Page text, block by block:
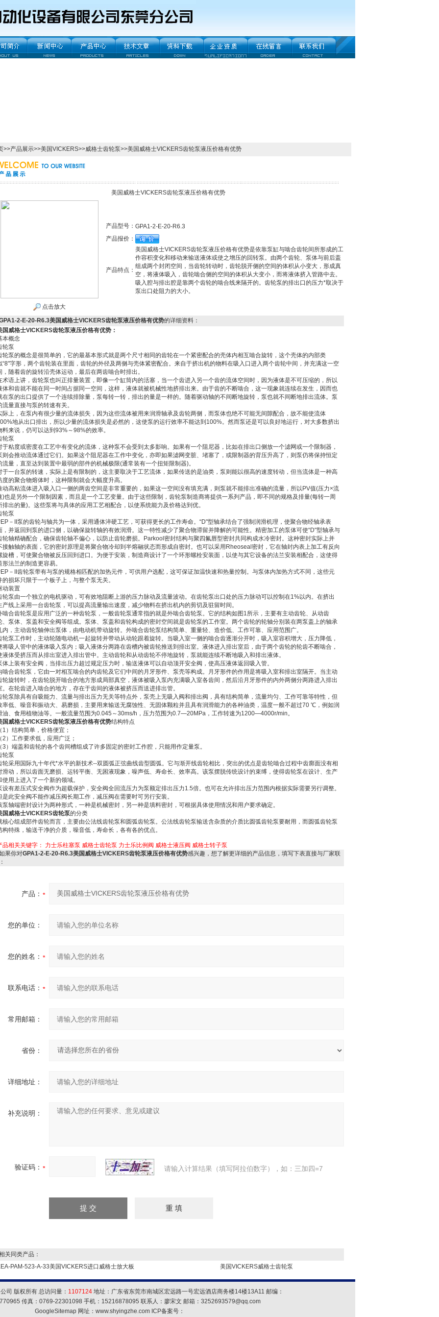
>>产品展示>>美国VICKERS>>威格士齿轮泵>>美国威格士VICKERS齿轮泵液压价格有优势
美国威格士VICKERS齿轮泵液压价格有优势
点击放大
产品型号： GPA1-2-E-20-R6.3
产品报价：
产品特点：
美国威格士VICKERS齿轮泵液压价格有优势是依靠泵缸与啮合齿轮间所形成的工
作容积变化和移动来输送液体或使之增压的回转泵。由两个齿轮、泵体与前后盖
组成两个封闭空间，当齿轮转动时，齿轮脱开侧的空间的体积从小变大，形成真
空，将液体吸入，齿轮啮合侧的空间的体积从大变小，而将液体挤入管路中去。
吸入腔与排出腔是靠两个齿轮的啮合线来隔开的。齿轮泵的排出口的压力*取决于
泵出口处阻力的大小。
2-E-20-R6.3美国威格士VICKERS齿轮泵液压价格有优势的详细资料：
国威格士VICKERS齿轮泵液压价格有优势 ：
本概念
轮泵
轮泵的概念是很简单的，它的最基本形式就是两个尺寸相同的齿轮在一个紧密配合的壳体内相互啮合旋转，这个壳体的内部类
“8"字形，两个齿轮装在里面，齿轮的外径及两侧与壳体紧密配合。来自于挤出机的物料在吸入口进入两个齿轮中间，并充满这一空
，随着齿的旋转沿壳体运动，最后在两齿啮合时排出。
术语上讲，齿轮泵也叫正排量装置，即像一个缸筒内的活塞，当一个齿进入另一个齿的流体空间时，因为液体是不可压缩的，所以
体和齿就不能在同一时间占据同一空间，这样，液体就被机械性地挤排出来。由于齿的不断啮合，这一现象就连续在发生，因而也
在泵的出口提供了一个连续排除量，泵每转一转，排出的量是一样的。随着驱动轴的不间断地旋转，泵也就不间断地排出流体。泵
流量直接与泵的转速有关。
际上，在泵内有很少量的流体损失，因为这些流体被用来润滑轴承及齿轮两侧，而泵体也绝不可能无间隙配合，故不能使流体
地从出口排出，所以少量的流体损失是必然的，这使泵的运行效率不能达到100%。然而泵还是可以良好地运行，对大多数挤出
料来说，仍可以达到93%～98%的效率。
轮泵
于粘度或密度在工艺中有变化的流体，这种泵不会受到太多影响。如果有一个阻尼器，比如在排出口侧放一个滤网或一个限制器，
则会推动流体通过它们。如果这个阻尼器在工作中变化，亦即如果滤网变脏、堵塞了，或限制器的背压升高了，则泵仍将保持恒定
流量，直至达到装置中最弱的部件的机械极限(通常装有一个扭矩限制器)。
于一台泵的转速，实际上是有限制的，这主要取决于工艺流体，如果传送的是油类，泵则能以很高的速度转动，但当流体是一种高
度的聚合物熔体时，这种限制就会大幅度升高。
动高粘流体进入吸入口一侧的两齿空间是非常重要的，如果这一空间没有填充满，则泵就不能排出准确的流量，所以PV值(压力×流
)也是另外一个限制因素，而且是一个工艺变量。由于这些限制，齿轮泵制造商将提供一系列产品，即不同的规格及排量(每转一周
排出的量)。这些泵将与具体的应用工艺相配合，以使系统能力及价格达到优。
轮泵
－II泵的齿轮与轴共为一体，采用通体淬硬工艺，可获得更长的工作寿命。“D"型轴承结合了强制润滑机理，使聚合物经轴承表
，并返回到泵的进口侧，以确保旋转轴的有效润滑。这一特性减少了聚合物滞留并降解的可能性。精密加工的泵体可使“D"型轴承与
轮轴精确配合，确保齿轮轴不偏心，以防止齿轮磨损。Parkool密封结构与聚四氟唇型密封共同构成水冷密封。这种密封实际上并
接触轴的表面，它的密封原理是将聚合物冷却到半熔融状态而形成自密封。也可以采用Rheoseal密封，它在轴封内表上加工有反向
旋槽，可使聚合物被反压回到进口。为便于安装，制造商设计了一个环形螺栓安装面，以使与其它设备的法兰安装相配合，这使得
形法兰的制造更容易。
－II齿轮泵带有与泵的规格相匹配的加热元件，可供用户选配，这可保证加温快速和热量控制。与泵体内加热方式不同，这些元
的损坏只限于一个板子上，与整个泵无关。
动装置
轮泵由一个独立的电机驱动，可有效地阻断上游的压力脉动及流量波动。在齿轮泵出口处的压力脉动可以控制在1%以内。在挤出
产线上采用一台齿轮泵，可以提高流量输出速度，减少物料在挤出机内的剪切及驻留时间。
啮合齿轮泵是应用广泛的一种齿轮泵，一般齿轮泵通常指的就是外啮合齿轮泵。它的结构如图1所示，主要有主动齿轮、从动齿
、泵体、泵盖和安全阀等组成。泵体、泵盖和齿轮构成的密封空间就是齿轮泵的工作室。两个齿轮的轮轴分别装在两泵盖上的轴承
内，主动齿轮轴伸出泵体，由电动机带动旋转。外啮合齿轮泵结构简单、重量轻、造价低、工作可靠、应用范围广。
轮泵工作时，主动轮随电动机一起旋转并带动从动轮跟着旋转。当吸入室一侧的啮合齿逐渐分开时，吸入室容积增大，压力降低，
将吸人管中的液体吸入泵内；吸入液体分两路在齿槽内被齿轮推送到排出室。液体进入排出室后，由于两个齿轮的轮齿不断啮合，
液体受挤压而从排出室进入排出管中。主动齿轮和从动齿轮不停地旋转，泵就能连续不断地吸入和排出液体。
体上装有安全阀，当排出压力超过规定压力时，输送液体可以自动顶开安全阀，使高压液体返回吸入管。
啮合齿轮泵，它由一对相互啮合的内齿轮及它们中间的月牙形件、泵壳等构成。月牙形件的作用是将吸入室和排出室隔开。当主动
轮旋转时，在齿轮脱开啮合的地方形成局部真空，液体被吸入泵内充满吸入室各齿间，然后沿月牙形件的内外两侧分两路进入排出
。在轮齿进入啮合的地方，存在于齿间的液体被挤压而送进排出管。
轮泵除具有自吸能力、流量与排出压力无关等特点外，泵壳上无吸入阀和排出阀，具有结构简单，流量均匀、工作可靠等特性，但
率低、噪音和振动大、易磨损，主要用来输送无腐蚀性、无固体颗粒并且具有润滑能力的各种油类，温度一般不超过70 ℃，例如润
油、食用植物油等。一般流量范围为0.045～30ms/h，压力范围为0.7—20MPa，工作转速为1200—4000r/min。
国威格士VICKERS齿轮泵液压价格有优势结构特点
1）结构简单，价格便宜；
2）工作要求低，应用广泛；
3）端盖和齿轮的各个齿间槽组成了许多固定的密封工作腔，只能用作定量泵。
轮泵
轮采用国际九十年代*水平的新技术--双圆弧正弦曲线齿型圆弧。它与渐开线齿轮相比，突出的优点是齿轮啮合过程中齿廓面没有相
滑动，所以齿面无磨损、运转平衡、无困液现象，噪声低、寿命长、效率高。该泵摆脱传统设计的束缚，使得齿轮泵在设计、生产
使用上进入了一个新的领域。
设有差压式安全阀作为超载保护，安全阀全回流压力为泵额定排出压力1.5倍。也可在允许排出压力范围内根据实际需要另行调整。
是此安全阀不能作减压阀长期工作，减压阀在需要时可另行安装。
泵轴端密封设计为两种形式，一种是机械密封，另一种是填料密封，可根据具体使用情况和用户要求确定。
国威格士VICKERS齿轮泵的分类
核心组成部件齿轮而言，主要由公法线齿轮泵和圆弧齿轮泵。公法线齿轮泵输送含杂质的介质比圆弧齿轮泵要耐用，而圆弧齿轮泵
构特殊，输送干净的介质，噪音低，寿命长，各有各的优点。
品相关关键字： 力士乐柱塞泵 威格士齿轮泵 力士乐比例阀 威格士液压阀 威格士转子泵
你对GPA1-2-E-20-R6.3美国威格士VICKERS齿轮泵液压价格有优势感兴趣，想了解更详细的产品信息，填写下表直接与厂家联
产品：
您的单位：
您的姓名：
联系电话：
常用邮箱：
省份：
详细地址：
补充说明：
验证码： 请输入计算结果（填写阿拉伯数字），如：三加四=7
同类产品：
PAM-523-A-33美国VICKERS进口威格士放大板
美国VICKERS威格士齿轮泵
司 版权所有 总访问量： 1107124 地址：广东省东莞市南城区宏远路一号宏远酒店商务楼14楼13A11 邮编：
传真：0769-22301098 手机：15216878095 联系人：廖宋文 邮箱： 3252693579@qq.com
GoogleSitemap 网址：www.shyingzhe.com ICP备案号：